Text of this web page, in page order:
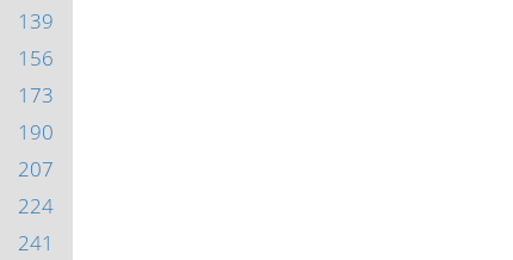
139
156
173
190
207
224
241